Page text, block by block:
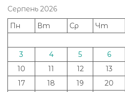
Серпень 2026
Пн
Вт Ср Чт
3
4 5 6
10
11 12 13
17
18 19 20